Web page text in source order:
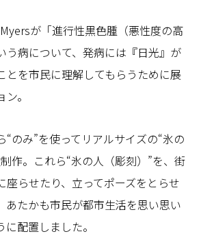
が「進行性黒色腫（悪性度の高
う病について、発病には『日光』が
とを市民に理解してもらうために展
。
“のみ”を使ってリアルサイズの“氷の
作。これら“氷の人（彫刻）”を、街
座らせたり、立ってポーズをとらせ
あたかも市民が都市生活を思い思い
配置しました。